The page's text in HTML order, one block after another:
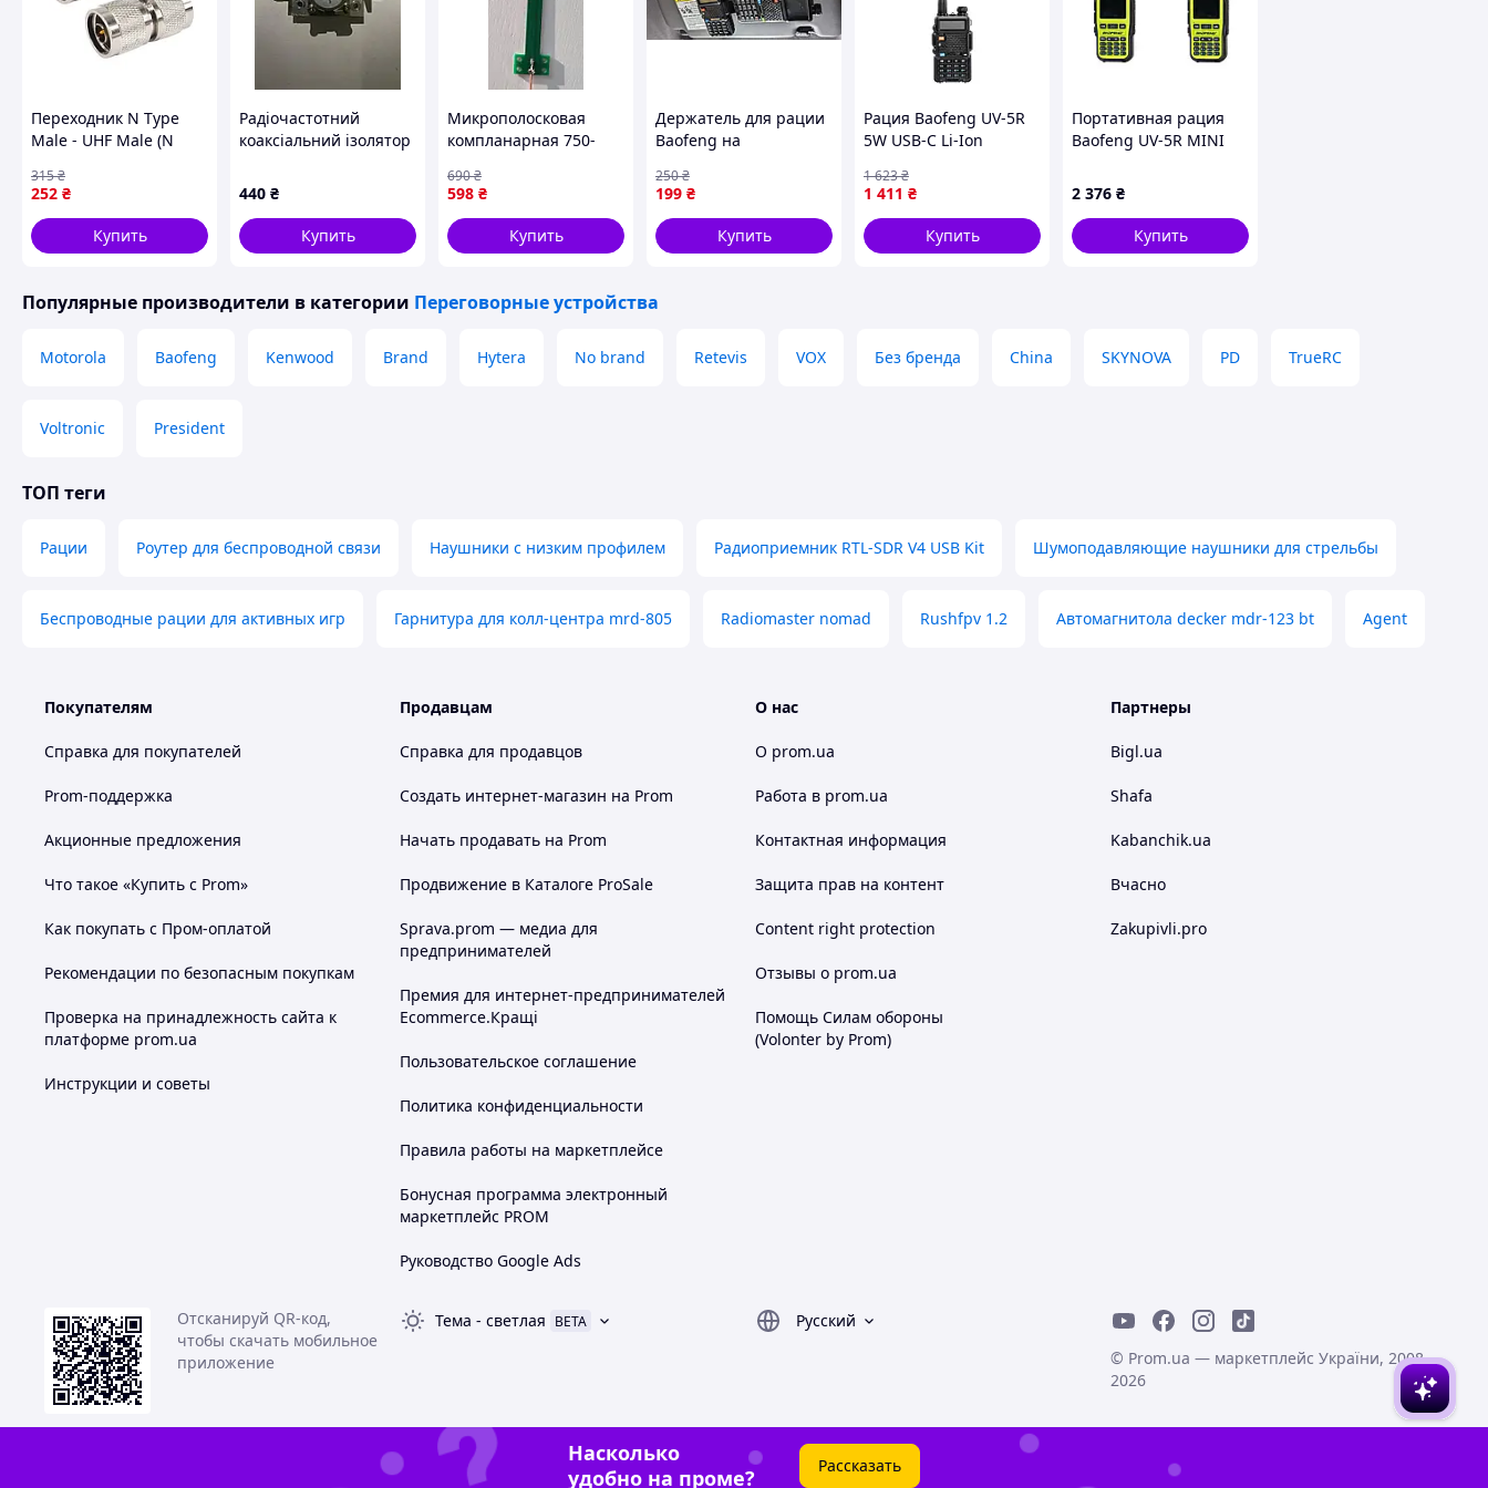
Переходник N Тype
Male - UHF Male (N
папа,штекер) цена за
1 шт
252 ₴
315₴
Купить
Радіочастотний
коаксіальний ізолятор
50 (діапазон 650–830
МГц) SMA
440 ₴
Купить
Микрополосковая
компланарная 750-
598 ₴
690₴
Купить
Держатель для рации
Baofeng на
козырек автомобиля,
автомобильное
крепление
199 ₴
250₴
Купить
Рация Baofeng UV-5R
5W USB-C Li-Ion
Черный (EKOBOX)
1 411 ₴
1 623₴
Купить
Портативная рация
Baofeng UV-5R MINI
5R_MINI_Green)
2 376 ₴
Купить
Популярные производители в категории Переговорные устройства
Motorola Baofeng Kenwood Brand Hytera No brand Retevis VOX Без бренда China SKYNOVA PD TrueRC
Voltronic President
ТОП теги
Рации Роутер для беспроводной связи Наушники с низким профилем Радиоприемник RTL-SDR V4 USB Kit Шумоподавляющие наушники для стрельбы
Беспроводные рации для активных игр Гарнитура для колл-центра mrd-805 Radiomaster nomad Rushfpv 1.2 Автомагнитола decker mdr-123 bt Agent
Покупателям
Справка для покупателей
Prom-поддержка
Акционные предложения
Что такое «Купить с Prom»
Как покупать с Пром-оплатой
Рекомендации по безопасным покупкам
Проверка на принадлежность сайта к
платформе prom.ua
Инструкции и советы
Продавцам
Справка для продавцов
Создать интернет-магазин на Prom
Начать продавать на Prom
Продвижение в Каталоге ProSale
Sprava.prom — медиа для
предпринимателей
Премия для интернет-предпринимателей
Ecommerce.Кращі
Пользовательское соглашение
Политика конфиденциальности
Правила работы на маркетплейсе
Бонусная программа электронный
маркетплейс PROM
Руководство Google Ads
О нас
О prom.ua
Работа в prom.ua
Контактная информация
Защита прав на контент
Content right protection
Отзывы о prom.ua
Помощь Силам обороны
(Volonter by Prom)
Партнеры
Bigl.ua
Shafa
Kabanchik.ua
Вчасно
Zakupivli.pro
Отсканируй QR-код,
чтобы скачать мобильное
приложение
Тема - светлая BETA
Русский
© Prom.ua — маркетплейс України, 2008-
2026
Насколько
удобно на проме?
Рассказать